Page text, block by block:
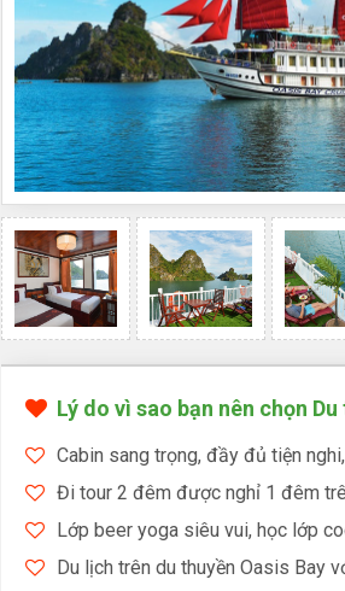
Lý do vì sao bạn nên chọn
Cabin sang trọng, đầy đủ tiện
Đi tour 2 đêm được nghỉ 1 đêm
Lớp beer yoga siêu vui, học lớp
Du lịch trên du thuyền Oasis Bay